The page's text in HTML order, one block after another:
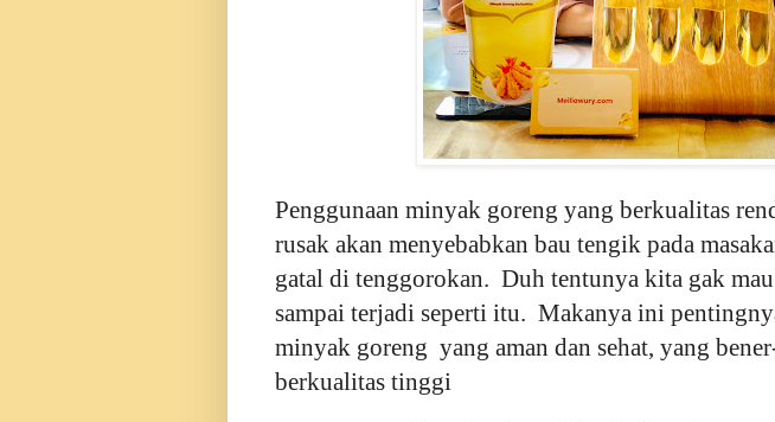
Penggunaan minyak goreng yang berkualitas
rusak akan menyebabkan bau tengik pada
gatal di tenggorokan. Duh tentunya kita gak
sampai terjadi seperti itu. Makanya ini
minyak goreng yang aman dan sehat, yang
berkualitas tinggi